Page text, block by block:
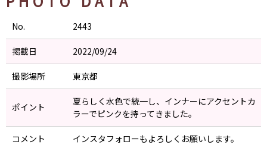
No. 2443
掲載日 2022/09/24
撮影場所 東京都
ポイント
夏らしく水色で統一し、インナーにアクセントカ
ラーでピンクを持ってきました。
コメント インスタフォローもよろしくお願いします。